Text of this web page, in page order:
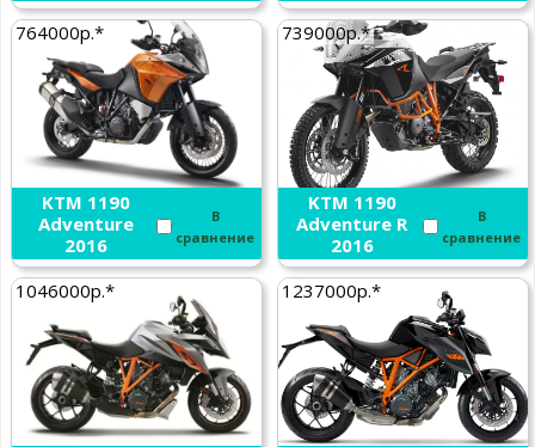
764000р.*
KTM 1190
Adventure
2016
В
сравнение
739000р.*
KTM 1190
Adventure R
2016
В
сравнение
1046000р.* 1237000р.*